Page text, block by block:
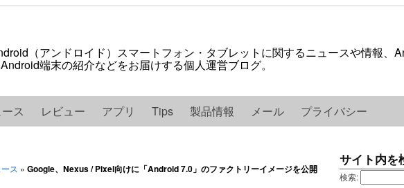
（アンドロイド）スマートフォン・タブレットに関するニュースや情報、
端末の紹介などをお届けする個人運営ブログ。
ス レビュー アプリ Tips 製品情報 メール プライバシー
ス » Google、Nexus / Pixel向けに「Android 7.0」のファクトリーイメージを公開
サイト内を
検索: